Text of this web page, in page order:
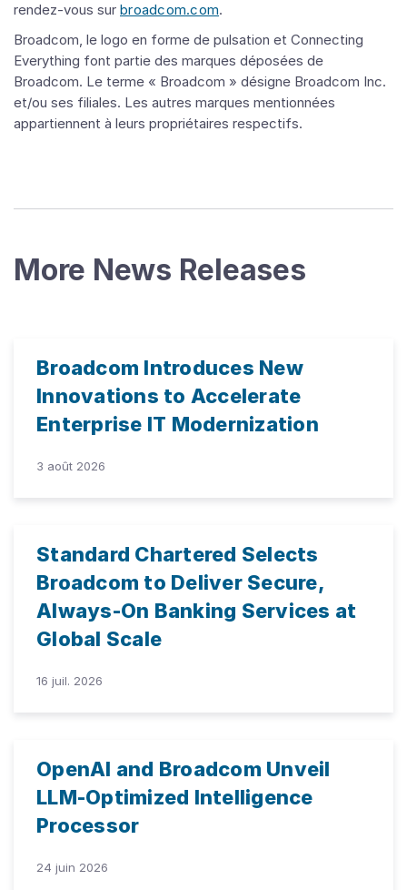
rendez-vous sur broadcom.com.
Broadcom, le logo en forme de pulsation et Connecting
Everything font partie des marques déposées de
Broadcom. Le terme « Broadcom » désigne Broadcom Inc.
et/ou ses filiales. Les autres marques mentionnées
appartiennent à leurs propriétaires respectifs.
More News Releases
Broadcom Introduces New
Innovations to Accelerate
Enterprise IT Modernization
3 août 2026
Standard Chartered Selects
Broadcom to Deliver Secure,
Always-On Banking Services at
Global Scale
16 juil. 2026
OpenAI and Broadcom Unveil
LLM-Optimized Intelligence
Processor
24 juin 2026